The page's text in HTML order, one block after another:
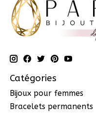
Catégories
Bijoux pour femmes
Bracelets permanents